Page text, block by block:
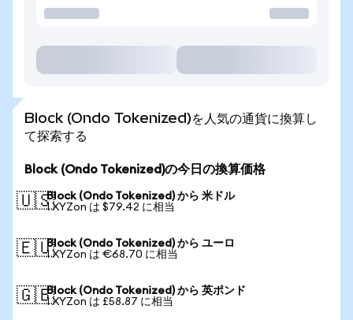
Block (Ondo Tokenized)を人気の通貨に換算し
て探索する
Block (Ondo Tokenized)の今日の換算価格
🇺🇸Block (Ondo Tokenized) から 米ドル
1 XYZon は $79.42 に相当
🇪🇺Block (Ondo Tokenized) から ユーロ
1 XYZon は €68.70 に相当
🇬🇧Block (Ondo Tokenized) から 英ポンド
1 XYZon は £58.87 に相当